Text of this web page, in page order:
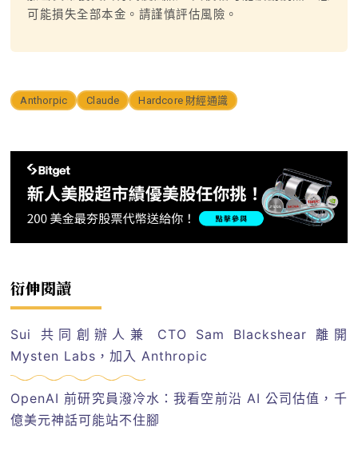
可能損失全部本金。請謹慎評估風險。
Anthorpic Claude Hardcore 財經通識
衍伸閱讀
Sui 共同創辦人兼 CTO Sam Blackshear 離開
Mysten Labs，加入 Anthropic
OpenAI 前研究員潑冷水：我看空前沿 AI 公司估值，千
億美元神話可能站不住腳